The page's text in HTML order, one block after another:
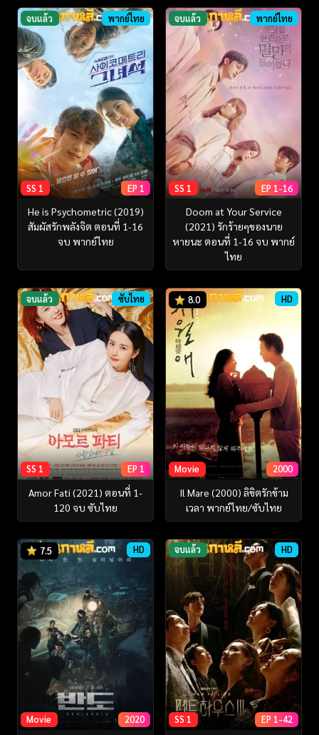
จบแล้ว พากย์ไทย
SS 1 EP 1
He is Psychometric (2019)
สัมผัสรักพลังจิต ตอนที่ 1-16
จบ พากย์ไทย
จบแล้ว พากย์ไทย
SS 1 EP 1-16
Doom at Your Service
(2021) รักร้ายๆของนาย
หายนะ ตอนที่ 1-16 จบ พากย์
ไทย
จบแล้ว ซับไทย
SS 1 EP 1
Amor Fati (2021) ตอนที่ 1-
120 จบ ซับไทย
8.0 HD
Movie 2000
Il Mare (2000) ลิขิตรักข้าม
เวลา พากย์ไทย/ซับไทย
7.5 HD
Movie 2020
จบแล้ว HD
SS 1 EP 1-42